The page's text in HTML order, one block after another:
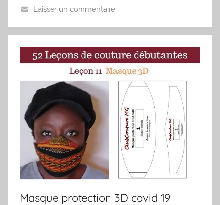
Laisser un commentaire
Masque protection 3D covid 19